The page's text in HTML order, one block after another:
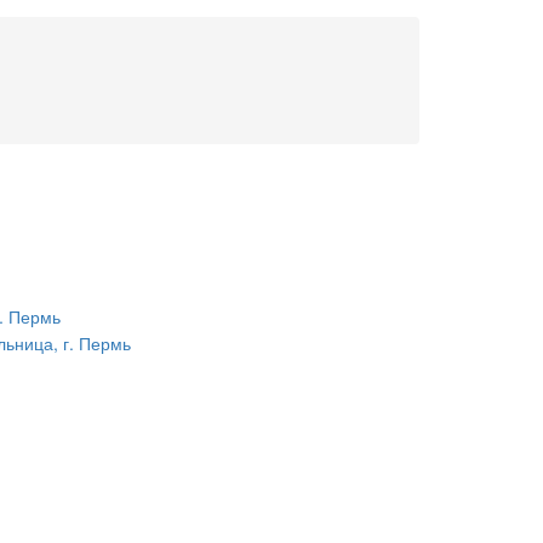
Пермь
г. Пермь